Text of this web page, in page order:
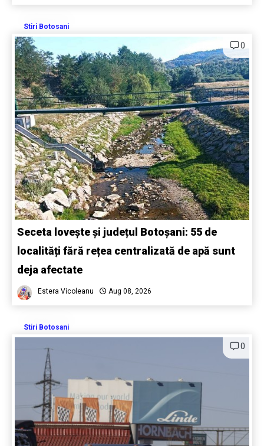
Stiri Botosani
0
Seceta lovește și județul Botoșani: 55 de
localități fără rețea centralizată de apă sunt
deja afectate
Estera Vicoleanu Aug 08, 2026
Stiri Botosani
0